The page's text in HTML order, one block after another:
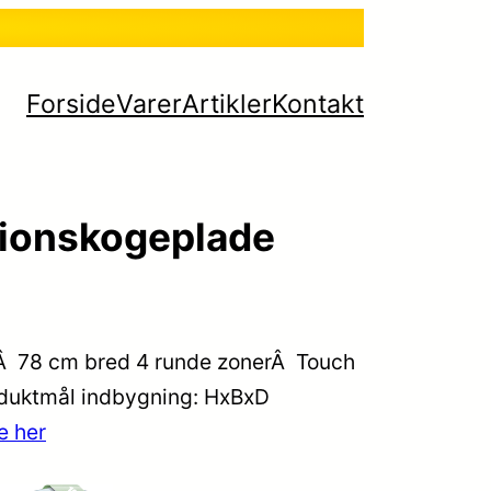
ForsideVarerArtiklerKontakt
78 cm bred 4 runde zonerÂ Touch
indbygning: HxBxD
her